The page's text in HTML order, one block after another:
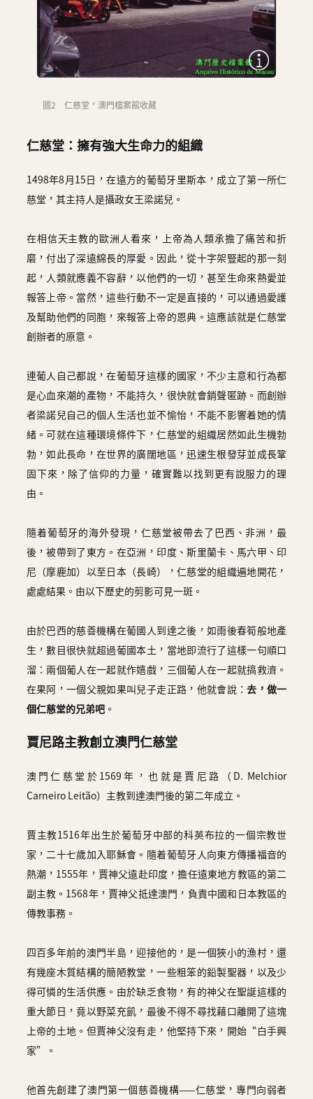
圖2 仁慈堂，澳門檔案館收藏
仁慈堂：擁有強大生命力的組織
1498年8月15日，在遠方的葡萄牙里斯本，成立了第一所仁
慈堂，其主持人是攝政女王梁諾兒。
在相信天主教的歐洲人看來，上帝為人類承擔了痛苦和折
磨，付出了深遠綿長的厚愛。因此，從十字架豎起的那一刻
起，人類就應義不容辭，以他們的一切，甚至生命來熱愛並
報答上帝。當然，這些行動不一定是直接的，可以通過愛護
及幫助他們的同胞，來報答上帝的恩典。這應該就是仁慈堂
創辦者的原意。
連葡人自己都說，在葡萄牙這樣的國家，不少主意和行為都
是心血來潮的產物，不能持久，很快就會銷聲匿跡。而創辦
者梁諾兒自己的個人生活也並不愉怡，不能不影響着她的情
緒。可就在這種環境條件下，仁慈堂的組織居然如此生機勃
勃，如此長命，在世界的廣闊地區，迅速生根發芽並成長鞏
固下來，除了信仰的力量，確實難以找到更有說服力的理
由。
隨着葡萄牙的海外發現，仁慈堂被帶去了巴西、非洲，最
後，被帶到了東方。在亞洲，印度、斯里蘭卡、馬六甲、印
尼（摩鹿加）以至日本（長崎），仁慈堂的組織遍地開花，
處處結果。由以下歷史的剪影可見一斑。
由於巴西的慈善機構在葡國人到達之後，如雨後春筍般地產
生，數目很快就超過葡國本土，當地即流行了這樣一句順口
溜：兩個葡人在一起就作嬉戲，三個葡人在一起就搞救濟。
在果阿，一個父親如果叫兒子走正路，他就會說：去，做一
個仁慈堂的兄弟吧。
賈尼路主教創立澳門仁慈堂
澳門仁慈堂於1569年，也就是賈尼路（D. Melchior
Carneiro Leitão）主教到達澳門後的第二年成立。
賈主教1516年出生於葡萄牙中部的科英布拉的一個宗教世
家，二十七歲加入耶穌會。隨着葡萄牙人向東方傳播福音的
熱潮，1555年，賈神父遠赴印度，擔任遠東地方教區的第二
副主教。1568年，賈神父抵達澳門，負責中國和日本教區的
傳教事務。
四百多年前的澳門半島，迎接他的，是一個狹小的漁村，還
有幾座木質結構的簡陋教堂，一些粗笨的鉛製聖器，以及少
得可憐的生活供應。由於缺乏食物，有的神父在聖誕這樣的
重大節日，竟以野菜充飢，最後不得不尋找藉口離開了這塊
上帝的土地。但賈神父沒有走，他堅持下來，開始“白手興
家”。
他首先創建了澳門第一個慈善機構——仁慈堂，專門向弱者